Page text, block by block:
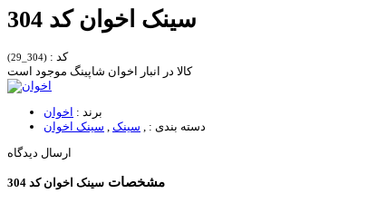
سینک اخوان کد 304
کد : (304_29)
کالا در انبار اخوان شاپینگ موجود است
برند : اخوان
دسته بندی :
سینک
سینک اخوان
ارسال دیدگاه
مشخصات سینک اخوان کد 304